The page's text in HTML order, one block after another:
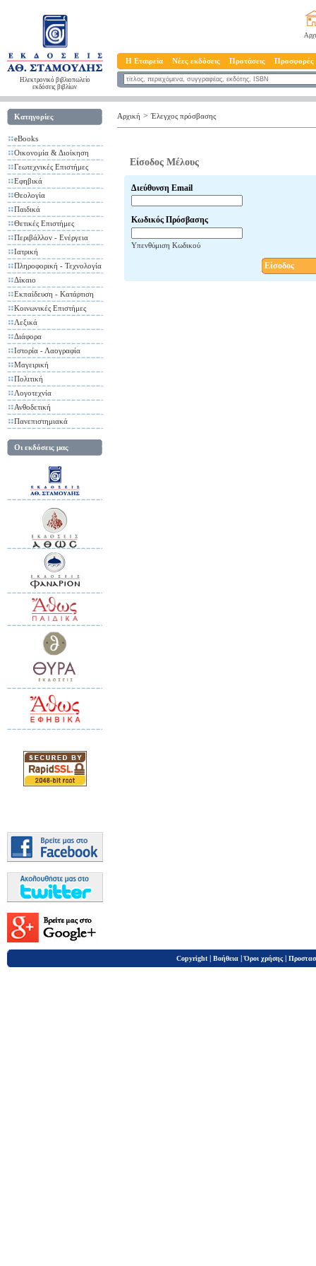
Ηλεκτρονικό βιβλιοπωλείο
εκδόσεις βιβλίων
Η Εταιρεία Νέες εκδόσεις Προτάσεις Προσφορές
Κατηγορίες
eBooks
Οικονομία & Διοίκηση
Γεωτεχνικές Επιστήμες
Εφηβικά
Θεολογία
Παιδικά
Θετικές Επιστήμες
Περιβάλλον - Ενέργεια
Ιατρική
Πληροφορική - Τεχνολογία
Δίκαιο
Εκπαίδευση - Κατάρτιση
Κοινωνικές Επιστήμες
Λεξικά
Διάφορα
Ιστορία - Λαογραφία
Μαγειρική
Πολιτική
Λογοτεχνία
Ανθοδετική
Πανεπιστημιακά
Οι εκδόσεις μας
Αρχική > Έλεγχος πρόσβασης
Είσοδος Μέλους
Διεύθυνση Email
Κωδικός Πρόσβασης
Υπενθύμιση Κωδικού
Είσοδος
Copyright | Βοήθεια |Όροι χρήσης |